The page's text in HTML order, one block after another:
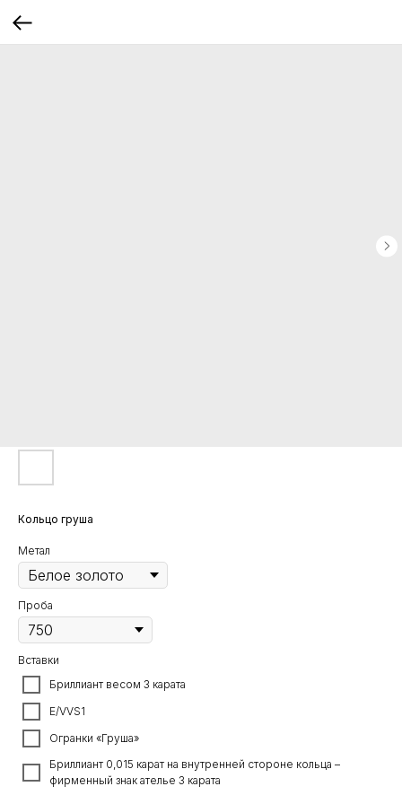
Кольцо груша
Метал
Проба
Вставки
Бриллиант весом 3 карата
E/VVS1
Огранки «Груша»
Бриллиант 0,015 карат на внутренней стороне кольца –
фирменный знак ателье 3 карата